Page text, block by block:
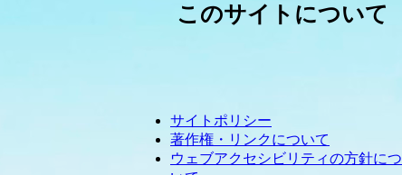
このサイトについて
サイトポリシー
著作権・リンクについて
ウェブアクセシビリティの方針につ